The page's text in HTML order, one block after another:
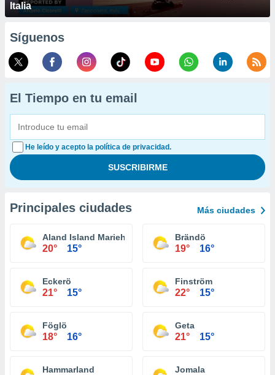
Italia
Síguenos
El Tiempo en tu email
He leído y acepto la política de privacidad.
Principales ciudades Más ciudades
Aland Island Mariehamn
20° 15°
Brändö
19° 16°
Eckerö
21° 15°
Finström
22° 15°
Föglö
18° 16°
Geta
21° 15°
Hammarland Jomala